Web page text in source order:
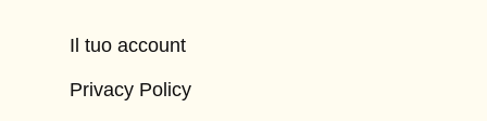
Il tuo account
Privacy Policy